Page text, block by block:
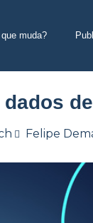
muda?
Felipe